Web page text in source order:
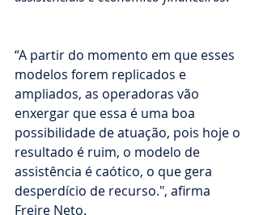
“A partir do momento em que esses
modelos forem replicados e
ampliados, as operadoras vão
enxergar que essa é uma boa
possibilidade de atuação, pois hoje o
resultado é ruim, o modelo de
assistência é caótico, o que gera
desperdício de recurso.", afirma
Freire Neto.